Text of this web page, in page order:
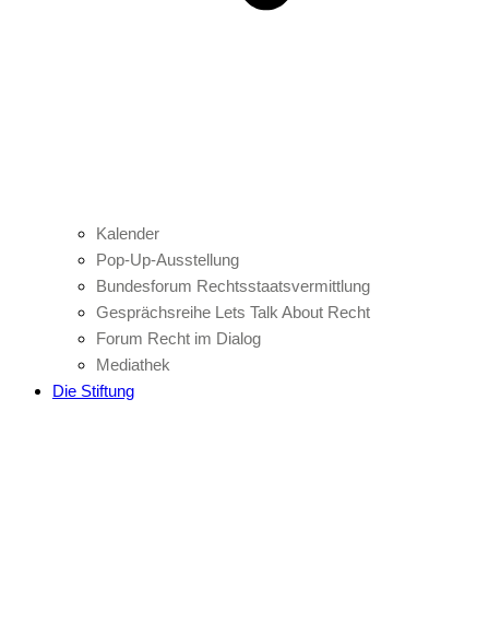
Kalender
Pop-Up-Ausstellung
Bundesforum Rechtsstaatsvermittlung
Gesprächsreihe Lets Talk About Recht
Forum Recht im Dialog
Mediathek
Die Stiftung